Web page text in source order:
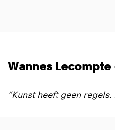
Wannes
“Kunst heeft geen